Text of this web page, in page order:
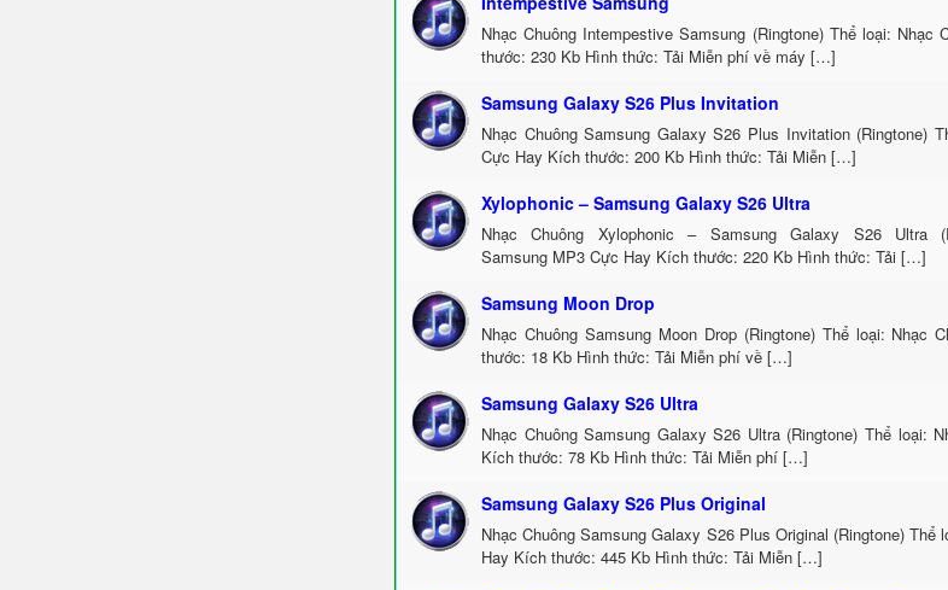
Nhạc Chuông Intempestive Samsung (Ringtone) Thể loại:
thước: 230 Kb Hình thức: Tải Miễn phí về máy […]
Samsung Galaxy S26 Plus Invitation
Nhạc Chuông Samsung Galaxy S26 Plus Invitation (Ringtone)
Cực Hay Kích thước: 200 Kb Hình thức: Tải Miễn […]
Xylophonic – Samsung Galaxy S26 Ultra
Nhạc Chuông Xylophonic – Samsung Galaxy S26 Ultra
Samsung MP3 Cực Hay Kích thước: 220 Kb Hình thức: Tải […]
Samsung Moon Drop
Nhạc Chuông Samsung Moon Drop (Ringtone) Thể loại: Nhạc
thước: 18 Kb Hình thức: Tải Miễn phí về […]
Samsung Galaxy S26 Ultra
Nhạc Chuông Samsung Galaxy S26 Ultra (Ringtone) Thể loại:
Kích thước: 78 Kb Hình thức: Tải Miễn phí […]
Samsung Galaxy S26 Plus Original
Nhạc Chuông Samsung Galaxy S26 Plus Original (Ringtone) Thể
Hay Kích thước: 445 Kb Hình thức: Tải Miễn […]